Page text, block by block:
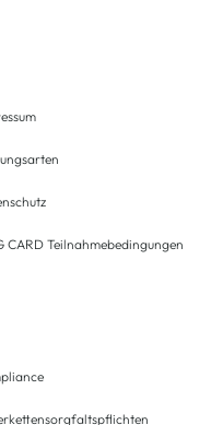
CARD Teilnahmebedingungen